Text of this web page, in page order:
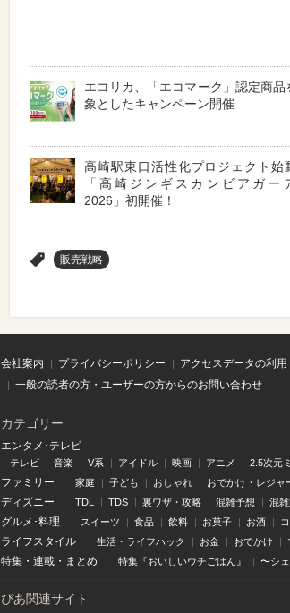
エコリカ、「エコマーク」認定商品
象としたキャンペーン開催
高崎駅東口活性化プロジェクト
「高崎ジンギスカンビアガー
2026」初開催！
販売戦略
会社案内 プライバシーポリシー アクセスデータの利
一般の読者の方・ユーザーの方からのお問い合わせ
カテゴリー
エンタメ･テレビ
テレビ 音楽 V系 アイドル 映画 アニメ 2.5次元
ファミリー 家庭 子ども おしゃれ おでかけ・レジャ
ディズニー TDL TDS 裏ワザ・攻略 混雑予想 混
グルメ･料理 スイーツ 食品 飲料 お菓子 お酒
ライフスタイル 生活・ライフハック お金 おでかけ
特集 ・ 連載 ・ まとめ 特集『おいしいウチごはん』 〜シ
ぴあ関連サイト